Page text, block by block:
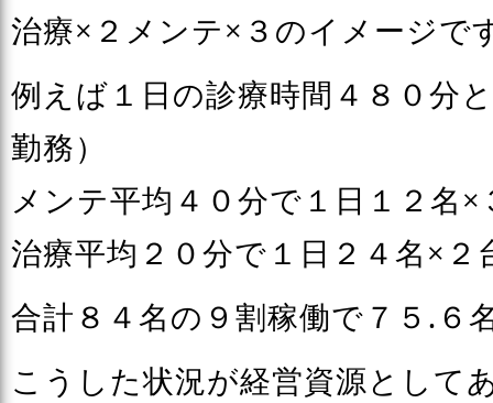
治療×２メンテ×３のイメージで
例えば１日の診療時間４８０分
勤務）
メンテ平均４０分で１日１２名
治療平均２０分で１日２４名×２
合計８４名の９割稼働で７５.６
こうした状況が経営資源として